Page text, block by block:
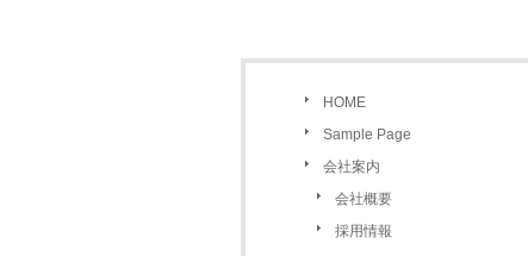
HOME
Sample Page
会社案内
会社概要
採用情報